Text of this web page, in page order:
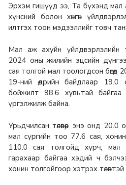
Эрхэм гишүүд ээ, Та бүхэнд мал
хүнсний болон хөнгөн
илтгэх тоон мэдээллийг товч
Мал аж ахуйн үйлдвэрлэлийн
2024 оны жилийн эцсийн
сая толгой мал тоологдсон
19-ний өдрийн байдлаар 19.0
бойжилт 98.6 хувьтай байгаа
үргэлжилж байна.
Урьдчилсан төлөвөөр энэ онд
мал сүргийн тоо 77.6 сая,
110.0 сая толгойд хүрч, мал
гарахаар байгаа хэдий ч
хонин толгойгоор хэтрэх